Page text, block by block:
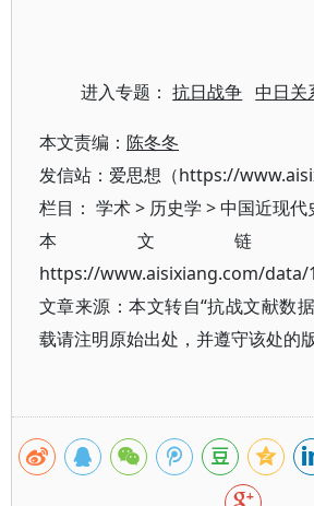
进入专题：抗日战争 中日关
本文责编： 陈冬冬
发信站：爱思想（https://
栏目： 学术> 历史学 >中国近现代
本文链
https://www.aisixiang.com/data/
文章来源：本文转自“抗战文献数
载请注明原始出处，并遵守该处的